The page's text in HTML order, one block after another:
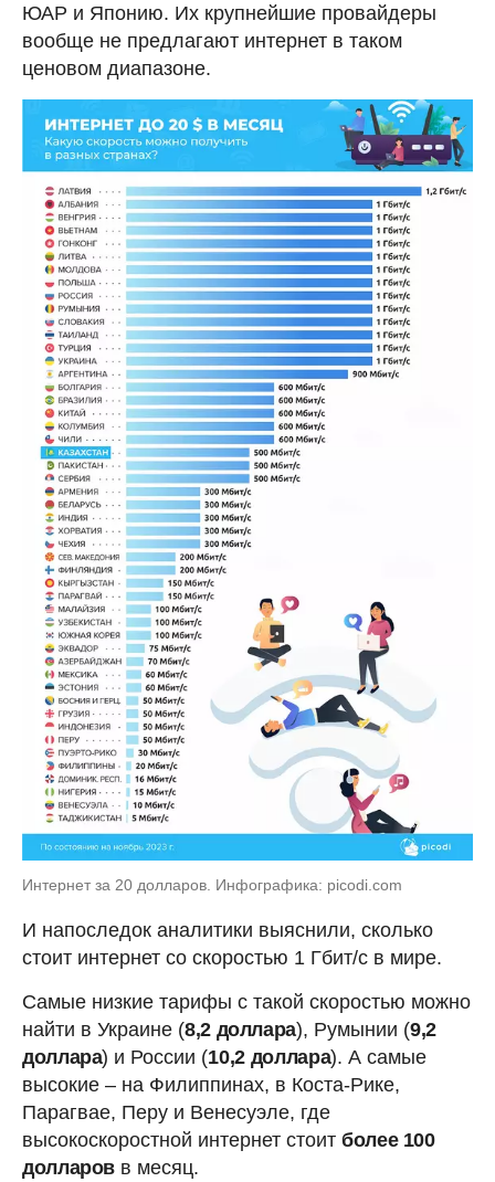
ЮАР и Японию. Их крупнейшие провайдеры
вообще не предлагают интернет в таком
ценовом диапазоне.
Интернет за 20 долларов. Инфографика: picodi.com
И напоследок аналитики выяснили, сколько
стоит интернет со скоростью 1 Гбит/с в мире.
Самые низкие тарифы с такой скоростью можно
найти в Украине (8,2 доллара), Румынии (9,2
доллара) и России (10,2 доллара). А самые
высокие – на Филиппинах, в Коста-Рике,
Парагвае, Перу и Венесуэле, где
высокоскоростной интернет стоит более 100
долларов в месяц.